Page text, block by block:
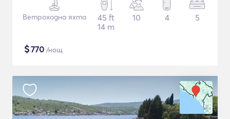
Ветроходна яхта
45 ft
14 m
10 4 5
$770 /нощ